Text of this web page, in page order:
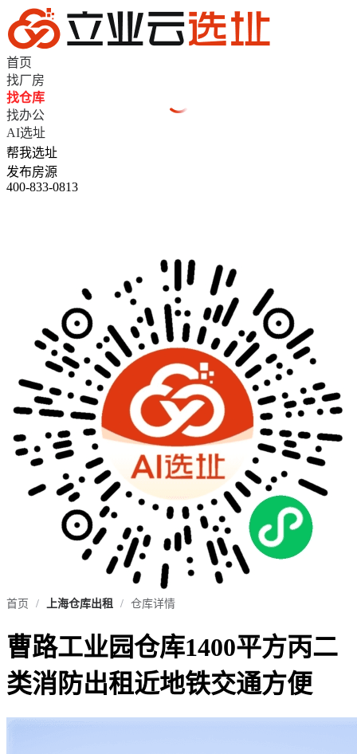
首页
找厂房
找仓库
找办公
AI选址
帮我选址
发布房源
400-833-0813
首页 / 上海仓库出租 / 仓库详情
曹路工业园仓库1400平方丙二
类消防出租近地铁交通方便